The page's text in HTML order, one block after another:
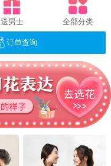
送男士 全部分类
订单查询